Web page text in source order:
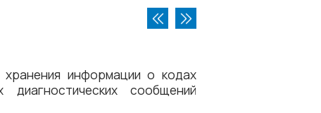
хранения информации о кодах
сообщений